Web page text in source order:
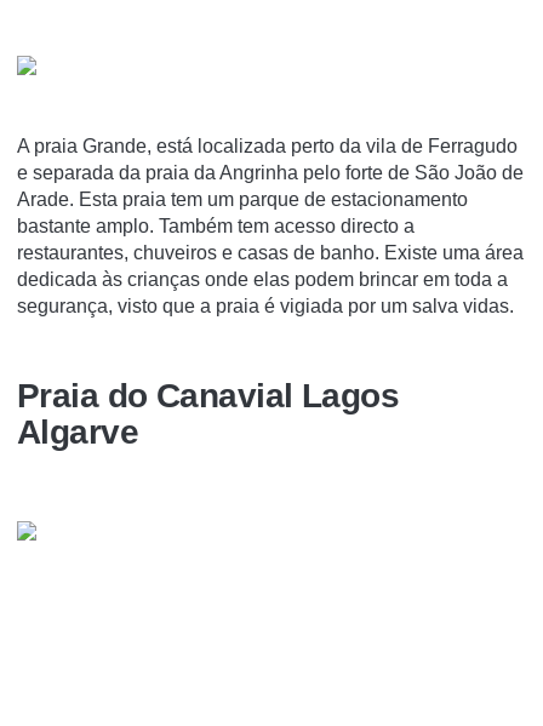
A praia Grande, está localizada perto da vila de Ferragudo
e separada da praia da Angrinha pelo forte de São João de
Arade. Esta praia tem um parque de estacionamento
bastante amplo. Também tem acesso directo a
restaurantes, chuveiros e casas de banho. Existe uma área
dedicada às crianças onde elas podem brincar em toda a
segurança, visto que a praia é vigiada por um salva vidas.
Praia do Canavial Lagos
Algarve